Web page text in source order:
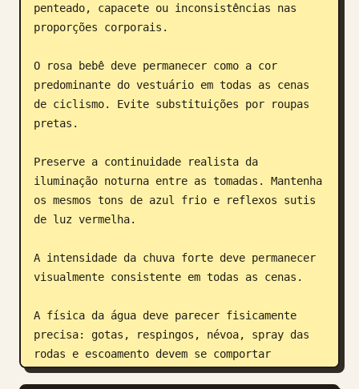
penteado, capacete ou inconsistências nas
proporções corporais.
O rosa bebê deve permanecer como a cor
predominante do vestuário em todas as cenas
de ciclismo. Evite substituições por roupas
pretas.
Preserve a continuidade realista da
iluminação noturna entre as tomadas. Mantenha
os mesmos tons de azul frio e reflexos sutis
de luz vermelha.
A intensidade da chuva forte deve permanecer
visualmente consistente em todas as cenas.
A física da água deve parecer fisicamente
precisa: gotas, respingos, névoa, spray das
rodas e escoamento devem se comportar
naturalmente.